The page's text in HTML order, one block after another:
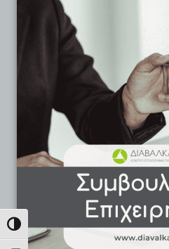
Εναλλαγή Υψηλής Αντίθεσης